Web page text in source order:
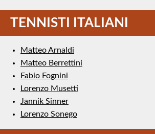
TENNISTI ITALIANI
Matteo Arnaldi
Matteo Berrettini
Fabio Fognini
Lorenzo Musetti
Jannik Sinner
Lorenzo Sonego